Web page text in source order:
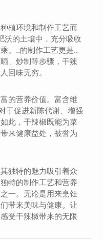
植环境和制作工艺而
沃的土壤中，充分吸收
。..的制作工艺更是..
、炒制等步骤，干辣
回味无穷。
的营养价值。富含维
于促进新陈代谢、增强
此，干辣椒既能为菜
来健康益处，被誉为
独特的魅力吸引着众
特的制作工艺和营养
一。无论是用来烹饪
带来美味与健康。让
受干辣椒带来的无限